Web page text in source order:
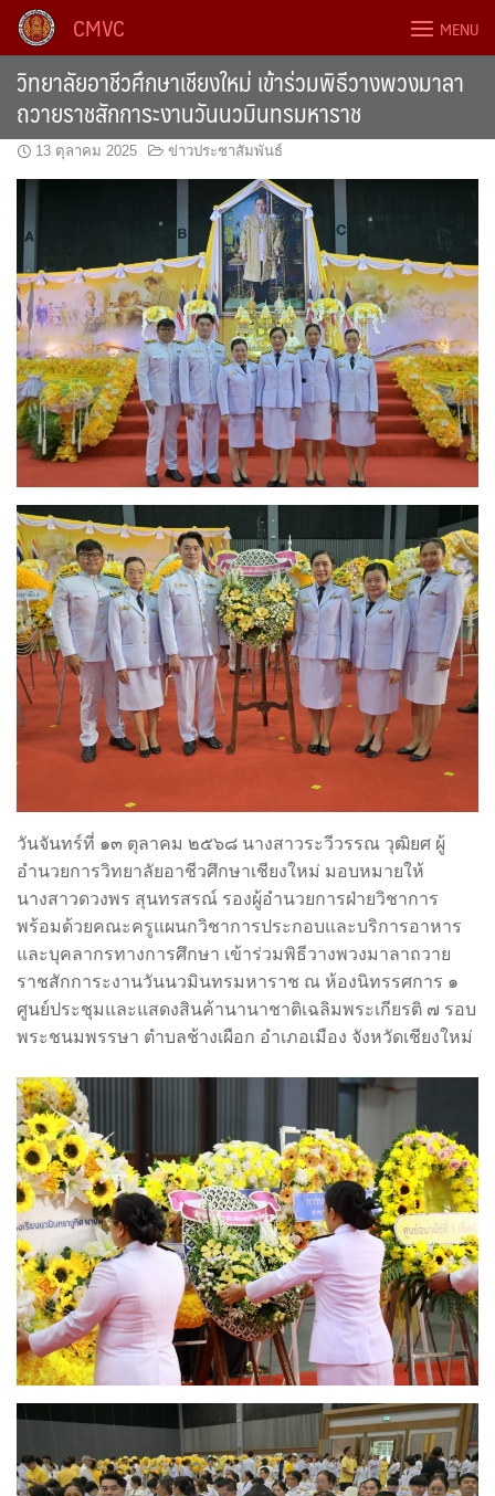
Skip
content
CMVC MENU
วิทยาลัยอาชีวศึกษาเชียงใหม่ เข้าร่วมพิธีวางพวงมาลา
ถวายราชสักการะงานวันนวมินทรมหาราช
13 ตุลาคม 2025 ข่าวประชาสัมพันธ์
วันจันทร์ที่ ๑๓ ตุลาคม ๒๕๖๘ นางสาวระวีวรรณ วุฒิยศ ผู้
อำนวยการวิทยาลัยอาชีวศึกษาเชียงใหม่ มอบหมายให้
นางสาวดวงพร สุนทรสรณ์ รองผู้อำนวยการฝ่ายวิชาการ
พร้อมด้วยคณะครูแผนกวิชาการประกอบและบริการอาหาร
และบุคลากรทางการศึกษา เข้าร่วมพิธีวางพวงมาลาถวาย
ราชสักการะงานวันนวมินทรมหาราช ณ ห้องนิทรรศการ ๑
ศูนย์ประชุมและแสดงสินค้านานาชาติเฉลิมพระเกียรติ ๗ รอบ
พระชนมพรรษา ตำบลช้างเผือก อำเภอเมือง จังหวัดเชียงใหม่